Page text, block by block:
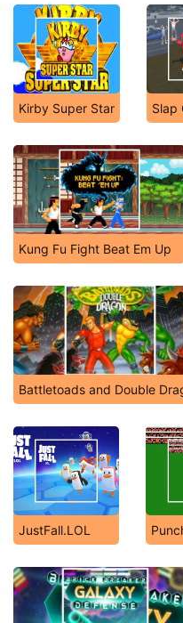
Kirby Super Star Slap
Kung Fu Fight Beat Em Up
Battletoads and Double
JustFall.LOL